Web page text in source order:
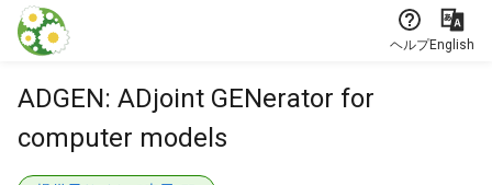
本文に飛ぶ
ヘルプEnglish
ADGEN: ADjoint GENerator for
computer models